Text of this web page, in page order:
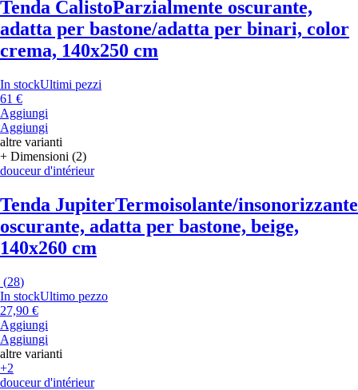
Tenda CalistoParzialmente oscurante,
adatta per bastone/adatta per binari, color
crema, 140x250 cm
In stockUltimi pezzi
61 €
Aggiungi
Aggiungi
altre varianti
+ Dimensioni (2)
douceur d'intérieur
Tenda JupiterTermoisolante/
oscurante, adatta per bastone, beige,
140x260 cm
(28)
In stockUltimo pezzo
27,90 €
Aggiungi
Aggiungi
altre varianti
+2
douceur d'intérieur